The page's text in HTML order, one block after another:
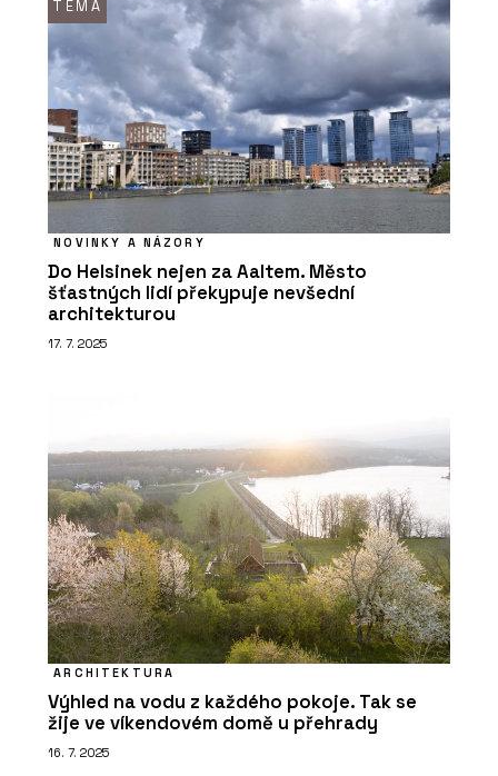
TÉMA
NOVINKY A NÁZORY
Do Helsinek nejen za Aaltem. Město
šťastných lidí překypuje nevšední
architekturou
17. 7. 2025
ARCHITEKTURA
Výhled na vodu z každého pokoje. Tak se
žije ve víkendovém domě u přehrady
16. 7. 2025